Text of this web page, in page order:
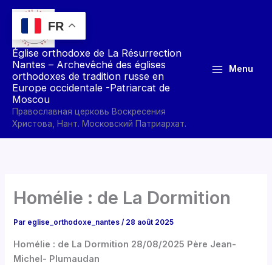
Aller
contenu
Église orthodoxe de La Résurrection
Nantes – Archevêché des églises
orthodoxes de tradition russe en
Europe occidentale -Patriarcat de
Moscou
Православная церковь Воскресения
Христова, Нант. Московский Патриархат.
Menu
Homélie : de La Dormition
Par eglise_orthodoxe_nantes/ 28 août 2025
Homélie : de La Dormition 28/08/2025 Père Jean-
Michel- Plumaudan
FR